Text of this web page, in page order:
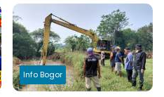
Transparansi Pengelolaan
Anggaran
Info Bogor